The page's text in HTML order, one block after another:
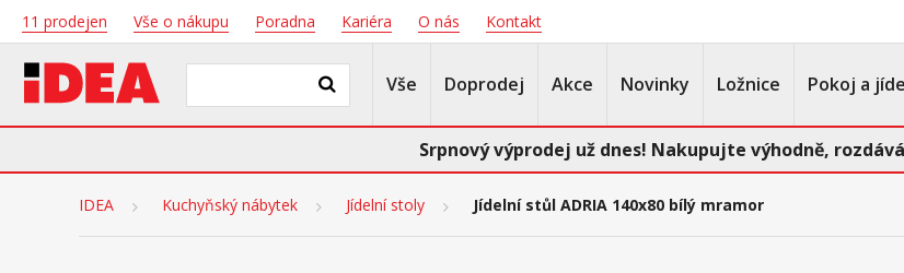
11 prodejen Vše o nákupu Poradna Kariéra O nás Kontakt
Vše Doprodej Akce Novinky Ložnice Pokoj a
Srpnový výprodej už dnes! Nakupujte výhodně,
IDEA Kuchyňský nábytek Jídelní stoly Jídelní stůl ADRIA 140x80 bílý mramor